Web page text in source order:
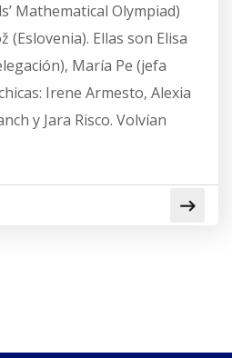
Mathematical Olympiad)
(Eslovenia). Ellas son Elisa
María Pe (jefa
Irene Armesto, Alexia
y Jara Risco. Volvían